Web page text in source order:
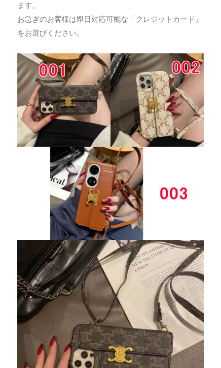
ます。
お急ぎのお客様は即日対応可能な「クレジットカード」
をお選びください。